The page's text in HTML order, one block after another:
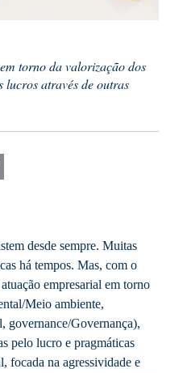
torno da valorização dos
através de outras
desde sempre. Muitas
há tempos. Mas, com o
empresarial em torno
Meio ambiente,
governance/Governança),
pelo lucro e pragmáticas
focada na agressividade e